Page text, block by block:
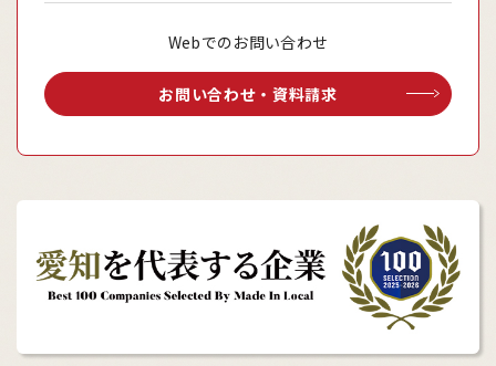
Webでのお問い合わせ
お問い合わせ・資料請求